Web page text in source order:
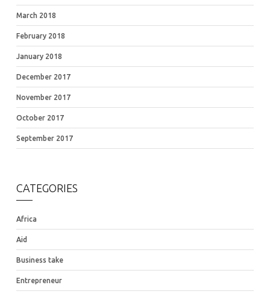
March 2018
February 2018
January 2018
December 2017
November 2017
October 2017
September 2017
CATEGORIES
Africa
Aid
Business take
Entrepreneur